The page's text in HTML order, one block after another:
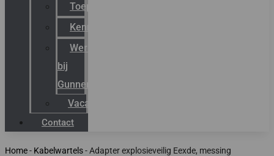
Toepassingen
Kenniscentrum
Werken
bij
Gunneman
Vacatures
Contact
Home- Kabelwartels-Adapter explosieveilig Eexde, messing